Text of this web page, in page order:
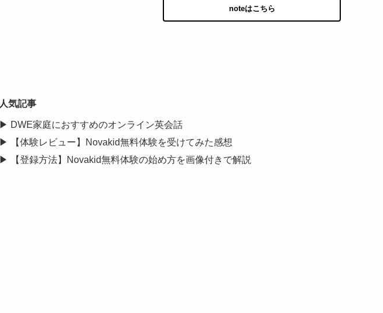
noteはこちら
人気記事
▶ DWE家庭におすすめのオンライン英会話
▶
【体験レビュー】Novakid無料体験を受けてみた感想
▶
【登録方法】Novakid無料体験の始め方を画像付きで解説